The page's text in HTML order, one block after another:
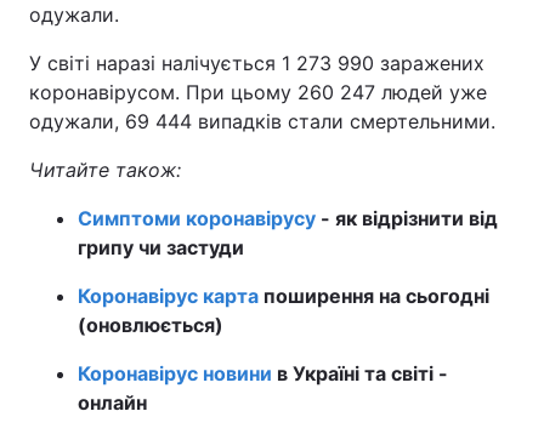
одужали.
У світі наразі налічується 1 273 990 заражених
коронавірусом. При цьому 260 247 людей уже
одужали, 69 444 випадків стали смертельними.
Читайте також:
Симптоми коронавірусу - як відрізнити від
грипу чи застуди
Коронавірус карта поширення на сьогодні
(оновлюється)
Коронавірус новини в Україні та світі -
онлайн